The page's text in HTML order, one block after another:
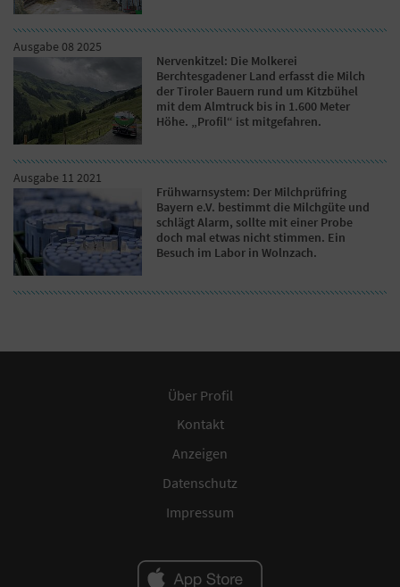
Ausgabe 08 2025
Nervenkitzel: Die Molkerei
Berchtesgadener Land erfasst die Milch
der Tiroler Bauern rund um Kitzbühel
mit dem Almtruck bis in 1.600 Meter
Höhe. „Profil“ ist mitgefahren.
Ausgabe 11 2021
Frühwarnsystem: Der Milchprüfring
Bayern e.V. bestimmt die Milchgüte und
schlägt Alarm, sollte mit einer Probe
doch mal etwas nicht stimmen. Ein
Besuch im Labor in Wolnzach.
Über Profil
Kontakt
Anzeigen
Datenschutz
Impressum